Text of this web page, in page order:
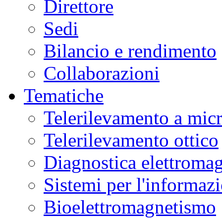
Direttore
Sedi
Bilancio e rendimento
Collaborazioni
Tematiche
Telerilevamento a
Telerilevamento ottico
Diagnostica
Sistemi per
Bioelettromagnetismo